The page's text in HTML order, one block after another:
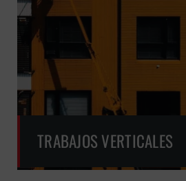
TRABAJOS VERTICALES